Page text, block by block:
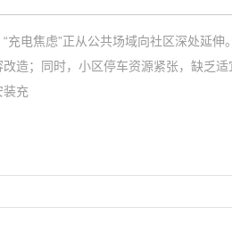
充电焦虑”正从公共场域向社区深处延
造；同时，小区停车资源紧张，缺乏
装充